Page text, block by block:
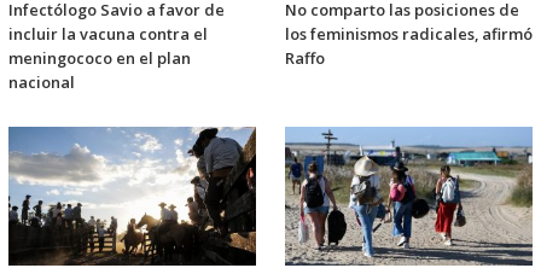
Infectólogo Savio a favor de
incluir la vacuna contra el
meningococo en el plan
nacional
No comparto las posiciones de
los feminismos radicales, afirmó
Raffo